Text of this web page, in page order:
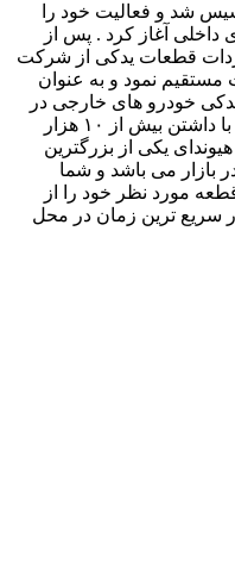
سام پارت در سال ۱۳۶۵ تاسیس شد و فعالیت خود را
آغاز کرد . پس از
واردات قطعات یدکی از شرکت
نمود و به عنوان
خودرو های خارجی در
بازارشناخته شد . فروشگاه سام پارت با داشتن بیش از ۱۰ هزار
یکی از بزرگترین
بازار می باشد و شما
مورد نظر خود را از
سریع ترین زمان در محل